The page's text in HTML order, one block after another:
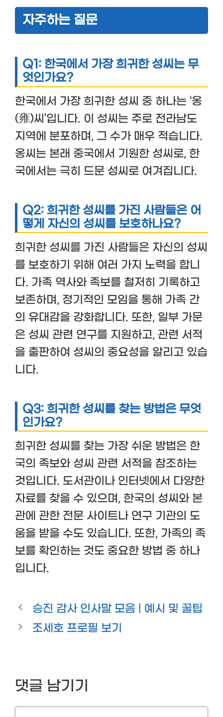
자주하는 질문
Q1: 한국에서 가장 희귀한 성씨는 무
엇인가요?
한국에서 가장 희귀한 성씨 중 하나는 ‘옹
(雍)씨’입니다. 이 성씨는 주로 전라남도
지역에 분포하며, 그 수가 매우 적습니다.
옹씨는 본래 중국에서 기원한 성씨로, 한
국에서는 극히 드문 성씨로 여겨집니다.
Q2: 희귀한 성씨를 가진 사람들은 어
떻게 자신의 성씨를 보호하나요?
희귀한 성씨를 가진 사람들은 자신의 성씨
를 보호하기 위해 여러 가지 노력을 합니
다. 가족 역사와 족보를 철저히 기록하고
보존하며, 정기적인 모임을 통해 가족 간
의 유대감을 강화합니다. 또한, 일부 가문
은 성씨 관련 연구를 지원하고, 관련 서적
을 출판하여 성씨의 중요성을 알리고 있습
니다.
Q3: 희귀한 성씨를 찾는 방법은 무엇
인가요?
희귀한 성씨를 찾는 가장 쉬운 방법은 한
국의 족보와 성씨 관련 서적을 참조하는
것입니다. 도서관이나 인터넷에서 다양한
자료를 찾을 수 있으며, 한국의 성씨와 본
관에 관한 전문 사이트나 연구 기관의 도
움을 받을 수도 있습니다. 또한, 가족의 족
보를 확인하는 것도 중요한 방법 중 하나
입니다.
승진 감사 인사말 모음 | 예시 및 꿀팁
조세호 프로필 보기
댓글 남기기